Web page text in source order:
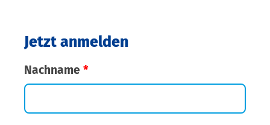
Jetzt anmelden
Nachname *